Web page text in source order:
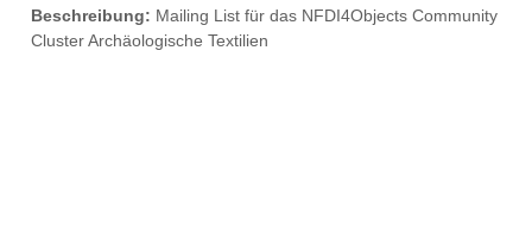
Beschreibung: Mailing List für das NFDI4Objects Community
Cluster Archäologische Textilien